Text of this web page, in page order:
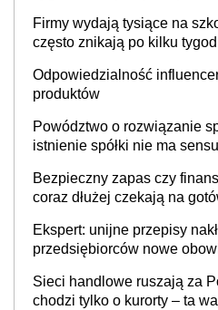
Firmy wydają tysiące na
często znikają po kilku
Odpowiedzialność
produktów
Powództwo o rozwiązanie
istnienie spółki nie ma
Bezpieczny zapas czy
coraz dłużej czekają na
Ekspert: unijne przepisy
przedsiębiorców nowe
Sieci handlowe ruszają za
chodzi tylko o kurorty – ta